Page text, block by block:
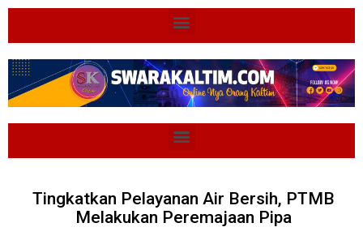
Tingkatkan Pelayanan Air Bersih, PTMB
Melakukan Peremajaan Pipa